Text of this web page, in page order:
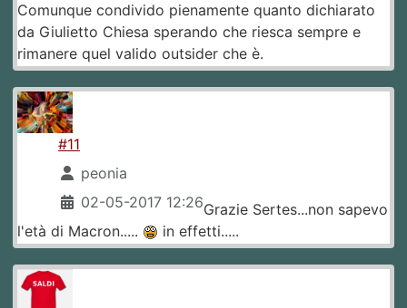
Comunque condivido pienamente quanto dichiarato
da Giulietto Chiesa sperando che riesca sempre e
rimanere quel valido outsider che è.
#11
peonia
02-05-2017 12:26Grazie Sertes...non sapevo
l'età di Macron.....
in effetti.....